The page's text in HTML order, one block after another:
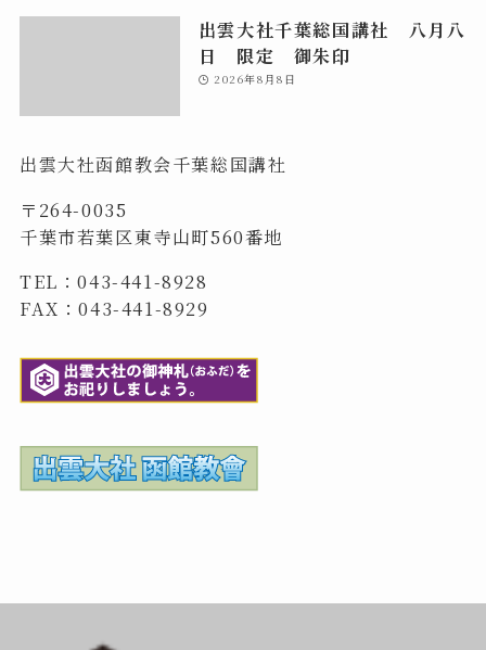
出雲大社千葉総国講社 八月八
日 限定 御朱印
2026年8月8日
出雲大社函館教会千葉総国講社
〒264-0035
千葉市若葉区東寺山町560番地
TEL：043-441-8928
FAX：043-441-8929